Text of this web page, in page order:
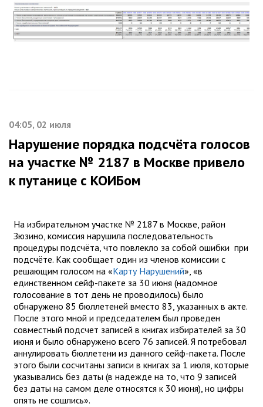
04:05, 02 июля
Нарушение порядка подсчёта голосов
на участке № 2187 в Москве привело
к путанице с КОИБом
На избирательном участке № 2187 в Москве, район
Зюзино, комиссия нарушила последовательность
процедуры подсчёта, что повлекло за собой ошибки при
подсчёте. Как сообщает один из членов комиссии с
решающим голосом на «Карту Нарушений», «в
единственном сейф-пакете за 30 июня (надомное
голосование в тот день не проводилось) было
обнаружено 85 бюллетеней вместо 83, указанных в акте.
После этого мной и председателем был проведен
совместный подсчет записей в книгах избирателей за 30
июня и было обнаружено всего 76 записей. Я потребовал
аннулировать бюллетени из данного сейф-пакета. После
этого были сосчитаны записи в книгах за 1 июля, которые
указывались без даты (в надежде на то, что 9 записей
без даты на самом деле относятся к 30 июня), но цифры
опять не сошлись».